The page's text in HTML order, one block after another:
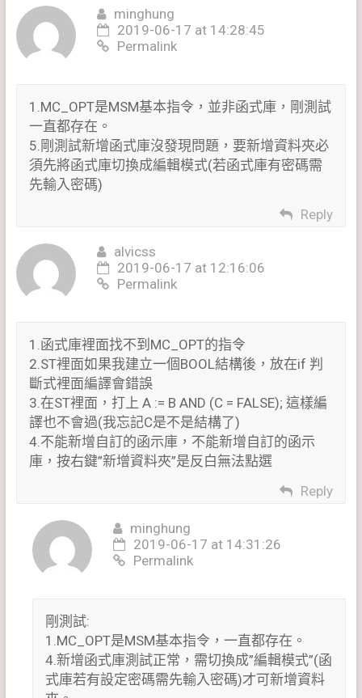
minghung
2019-06-17 at 14:28:45
Permalink
1.MC_OPT是MSM基本指令，並非函式庫，剛測試
一直都存在。
5.剛測試新增函式庫沒發現問題，要新增資料夾必
須先將函式庫切換成編輯模式(若函式庫有密碼需
先輸入密碼)
Reply
alvicss
2019-06-17 at 12:16:06
Permalink
1.函式庫裡面找不到MC_OPT的指令
2.ST裡面如果我建立一個BOOL結構後，放在if 判
斷式裡面編譯會錯誤
3.在ST裡面，打上 A := B AND (C = FALSE); 這樣編
譯也不會過(我忘記C是不是結構了)
4.不能新增自訂的函示庫，不能新增自訂的函示
庫，按右鍵”新增資料夾”是反白無法點選
Reply
minghung
2019-06-17 at 14:31:26
Permalink
剛測試:
1.MC_OPT是MSM基本指令，一直都存在。
4.新增函式庫測試正常，需切換成”編輯模式”(函
式庫若有設定密碼需先輸入密碼)才可新增資料